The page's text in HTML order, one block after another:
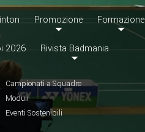
Promozione Formazione
2026 Rivista Badmania
Campionati a Squadre
Moduli
Eventi Sostenibili